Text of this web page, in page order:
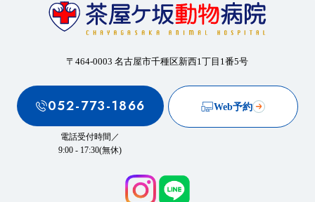
〒464-0003 名古屋市千種区新西1丁目1番5号
052-773-1866
電話受付時間／
9:00 - 17:30(無休)
Web予約